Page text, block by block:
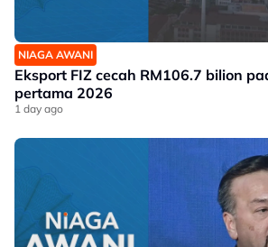
NIAGA AWANI
Eksport FIZ cecah RM106.7 bilion
pertama 2026
1 day ago